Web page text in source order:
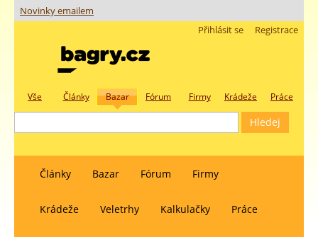
Novinky emailem
Registrace
Přihlásit se
Vše Články Bazar Fórum Firmy Krádeže Práce
Články Bazar Fórum Firmy
Krádeže Veletrhy Kalkulačky Práce